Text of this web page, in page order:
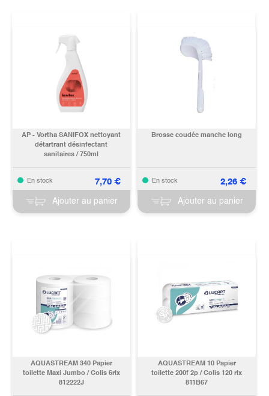
AP - Vortha SANIFOX nettoyant
détartrant désinfectant
sanitaires / 750ml
En stock 7,70€
Ajouter au panier
Brosse coudée manche long
En stock 2,26€
Ajouter au panier
AQUASTREAM 340 Papier
toilette Maxi Jumbo / Colis 6rlx
812222J
AQUASTREAM 10 Papier
toilette 200f 2p / Colis 120 rlx
811B67